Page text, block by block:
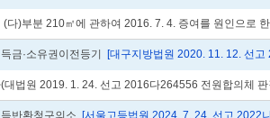
(다)부분 210㎡에 관하여 2016. 7. 4. 증여를 원인으로
금·소유권이전등기 [대구지방법원 2020. 11. 12. 선
(대법원 2019. 1. 24. 선고 2016다264556 전원합의체
반환청구의소 [서울고등법원 2024. 7. 24. 선고 2022